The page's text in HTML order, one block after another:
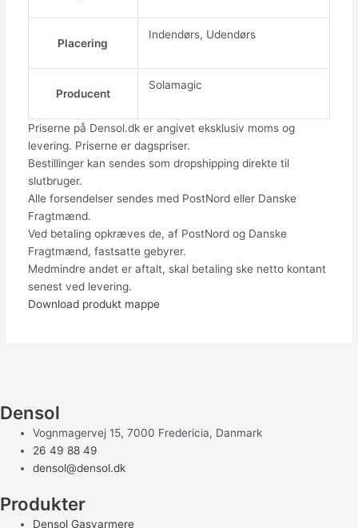
Placering
Indendørs, Udendørs
Producent
Solamagic
Priserne på Densol.dk er angivet eksklusiv moms og
levering. Priserne er dagspriser.
Bestillinger kan sendes som dropshipping direkte til
slutbruger.
Alle forsendelser sendes med PostNord eller Danske
Fragtmænd.
Ved betaling opkræves de, af PostNord og Danske
Fragtmænd, fastsatte gebyrer.
Medmindre andet er aftalt, skal betaling ske netto kontant
senest ved levering.
Download produkt mappe
Densol
Vognmagervej 15, 7000 Fredericia, Danmark
26 49 88 49
densol@densol.dk
Produkter
Densol Gasvarmere